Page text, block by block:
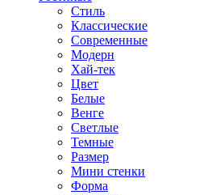
Стиль
Классические
Современные
Модерн
Хай-тек
Цвет
Белые
Венге
Светлые
Темные
Размер
Мини стенки
Форма